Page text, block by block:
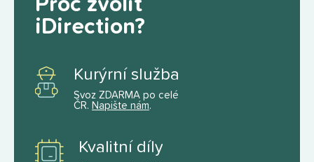
Proč zvolit
iDirection?
Kurýrní služba
Svoz ZDARMA po celé
ČR. Napište nám.
Kvalitní díly